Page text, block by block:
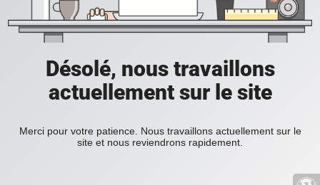
Désolé, nous travaillons
actuellement sur le site
Merci pour votre patience. Nous travaillons actuellement sur le
site et nous reviendrons rapidement.